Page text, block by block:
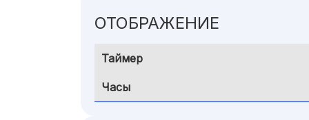
ОТОБРАЖЕНИЕ
Таймер
Часы